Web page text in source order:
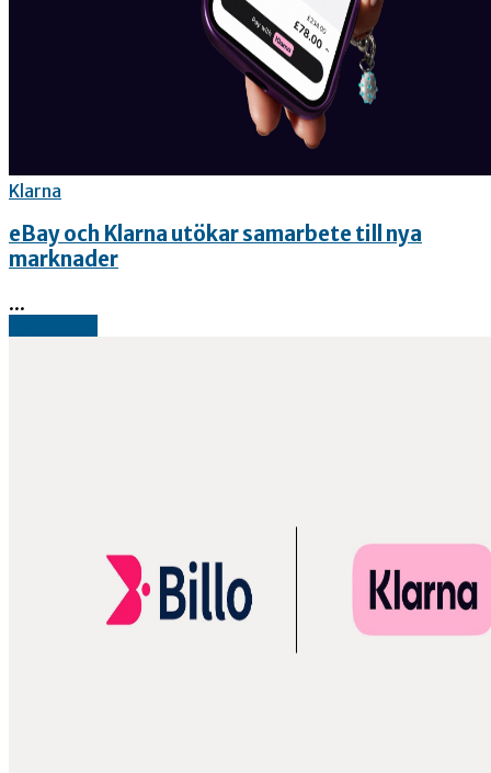
Klarna
eBay och Klarna utökar samarbete till nya
marknader
...